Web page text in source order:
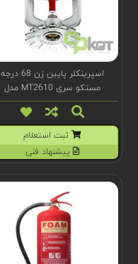
اسپرینکلر پایین زن 68 درجه
مستکو سری MT2610 مدل
MT2610-68
ثبت استعلام
پیشنهاد فنی